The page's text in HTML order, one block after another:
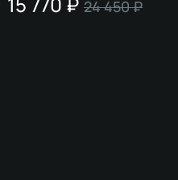
S09100BC матовая черная,
24 450 ₽